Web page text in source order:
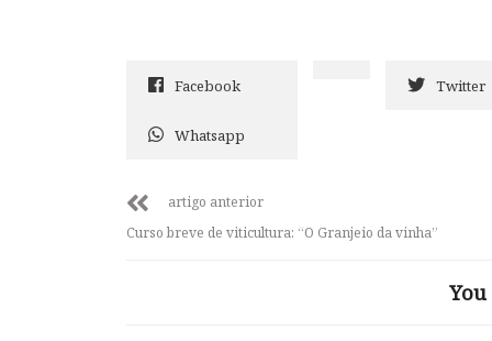
Facebook Twitter
Whatsapp
artigo anterior
Curso breve de viticultura: “O Granjeio da vinha”